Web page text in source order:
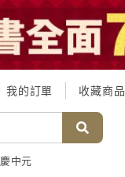
我的訂單 收藏商品
中元